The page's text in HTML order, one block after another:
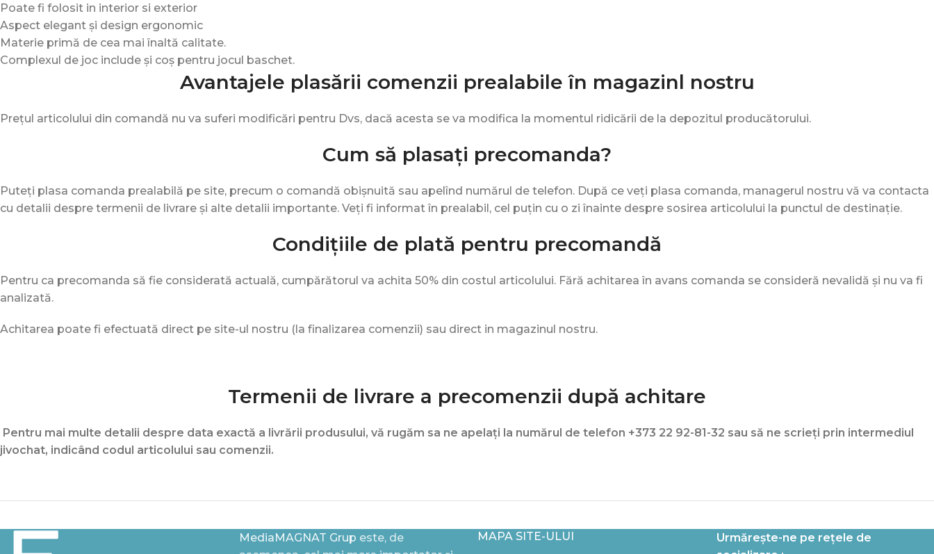
Poate fi folosit in interior si exterior
Aspect elegant și design ergonomic
Materie primă de cea mai înaltă calitate.
Complexul de joc include și coș pentru jocul baschet.
Avantajele plasării comenzii prealabile în magazinl nostru
Prețul articolului din comandă nu va suferi modificări pentru Dvs, dacă acesta se va modifica la momentul ridicării de la depozitul producătorului.
Cum să plasați precomanda?
Puteți plasa comanda prealabilă pe site, precum o comandă obișnuită sau apelînd numărul de telefon. După ce veți plasa comanda, managerul nostru vă va contacta
cu detalii despre termenii de livrare și alte detalii importante. Veți fi informat în prealabil, cel puțin cu o zi înainte despre sosirea articolului la punctul de destinație.
Condițiile de plată pentru precomandă
Pentru ca precomanda să fie considerată actuală, cumpărătorul va achita 50% din costul articolului. Fără achitarea în avans comanda se consideră nevalidă și nu va fi
analizată.
Achitarea poate fi efectuată direct pe site-ul nostru (la finalizarea comenzii) sau direct in magazinul nostru.
Termenii de livrare a precomenzii după achitare
Pentru mai multe detalii despre data exactă a livrării produsului, vă rugăm sa ne apelați la numărul de telefon +373 22 92-81-32 sau să ne scrieți prin intermediul
jivochat, indicând codul articolului sau comenzii.
MediaMAGNAT Grup este, de
MAPA SITE-ULUI
Urmărește-ne pe rețele de